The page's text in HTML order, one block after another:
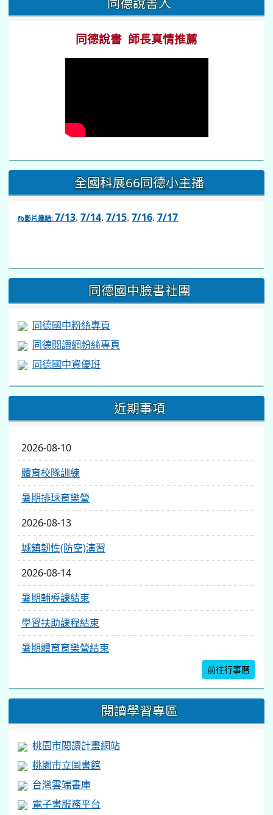
同德說書 師長真情推薦
全國科展66同德小主播
fb影片連結: 7/13. 7/14. 7/15. 7/16. 7/17
https://www.facebook.com/share/v/1BsLSkstia/
同德國中臉書社團
同德國中粉絲專頁
同德閱讀網粉絲專頁
同德國中資優班
近期事項
2026-08-10
體育校隊訓練
暑期排球育樂營
2026-08-13
城鎮韌性(防空)演習
2026-08-14
暑期輔導課結束
學習扶助課程結束
暑期體育育樂營結束
前往行事曆
閱讀學習專區
桃園市閱讀計畫網站
桃園市立圖書館
台灣雲端書庫
電子書服務平台